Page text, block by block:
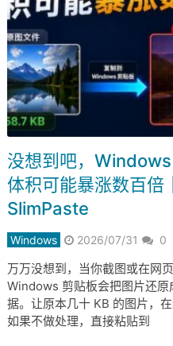
没想到吧，Windows
体积可能暴涨数百倍
SlimPaste
Windows 2026/07/31 0
万万没想到，当你截图或在网
Windows 剪贴板会把图片还
据。让原本几十 KB 的图片，
如果不做处理，直接粘贴到